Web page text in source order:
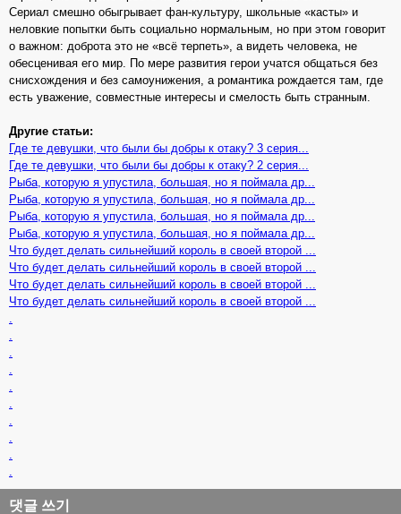
Сериал смешно обыгрывает фан-культуру, школьные «касты» и
неловкие попытки быть социально нормальным, но при этом говорит
о важном: доброта это не «всё терпеть», а видеть человека, не
обесценивая его мир. По мере развития герои учатся общаться без
снисхождения и без самоунижения, а романтика рождается там, где
есть уважение, совместные интересы и смелость быть странным.
Другие статьи:
Где те девушки, что были бы добры к отаку? 3 серия...
Где те девушки, что были бы добры к отаку? 2 серия...
Рыба, которую я упустила, большая, но я поймала др...
Рыба, которую я упустила, большая, но я поймала др...
Рыба, которую я упустила, большая, но я поймала др...
Рыба, которую я упустила, большая, но я поймала др...
Что будет делать сильнейший король в своей второй ...
Что будет делать сильнейший король в своей второй ...
Что будет делать сильнейший король в своей второй ...
Что будет делать сильнейший король в своей второй ...
댓글 쓰기